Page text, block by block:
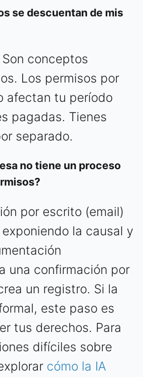
se descuentan de mis
conceptos
Los permisos por
afectan tu período
pagadas. Tienes
separado.
no tiene un proceso
por escrito (email)
la causal y
una confirmación por
un registro. Si la
este paso es
tus derechos. Para
difíciles sobre
cómo la IA